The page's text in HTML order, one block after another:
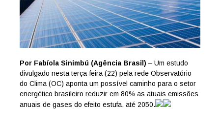
Por Fabíola Sinimbú (Agência Brasil) – Um estudo
divulgado nesta terça-feira (22) pela rede Observatório
do Clima (OC) aponta um possível caminho para o setor
energético brasileiro reduzir em 80% as atuais emissões
anuais de gases do efeito estufa, até 2050.